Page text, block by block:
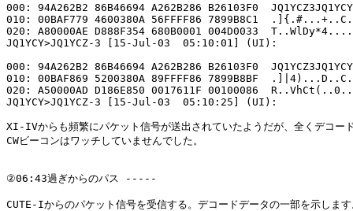
000: 94A262B2 86B46694 A262B286 B26103F0
010: 00BAF779 4600380A 56FFFF86 7899B8C1
020: A80000AE D888F354 680B0001 004D0033
JQ1YCY>JQ1YCZ-3 [15-Jul-03  05:10:01] (UI):
000: 94A262B2 86B46694 A262B286 B26103F0
010: 00BAF869 5200380A 89FFFF86 7899B8BF
020: A50000AD D186E850 0017611F 00100086
JQ1YCY>JQ1YCZ-3 [15-Jul-03  05:10:25] (UI):
XI-IVからも頻繁にパケット信号が送出されていたようだが、全くデコー
CWビーコンはワッチしていませんでした。
②06:43過ぎからのパス -----
CUTE-Iからのパケット信号を受信する。デコードデータの一部を示しま